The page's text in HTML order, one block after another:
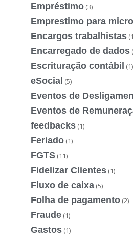
Empréstimo (3)
Emprestimo para
Encargos trabalhistas
Encarregado de dados
Escrituração contábil (1)
eSocial (5)
Eventos de
Eventos de
feedbacks (1)
Feriado (1)
FGTS (11)
Fidelizar Clientes (1)
Fluxo de caixa (5)
Folha de pagamento (2)
Fraude (1)
Gastos (1)